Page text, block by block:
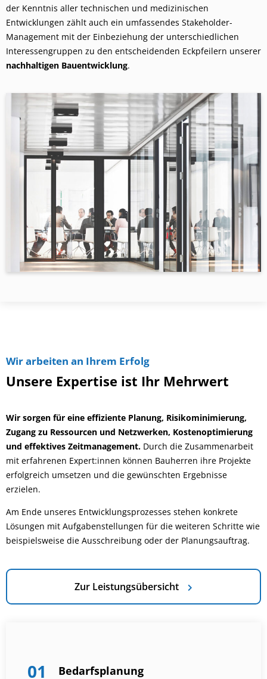
der Kenntnis aller technischen und medizinischen
Entwicklungen zählt auch ein umfassendes Stakeholder-
Management mit der Einbeziehung der unterschiedlichen
Interessengruppen zu den entscheidenden Eckpfeilern unserer
nachhaltigen Bauentwicklung.
Wir arbeiten an Ihrem Erfolg
Unsere Expertise ist Ihr Mehrwert
Wir sorgen für eine effiziente Planung, Risikominimierung,
Zugang zu Ressourcen und Netzwerken, Kostenoptimierung
und effektives Zeitmanagement. Durch die Zusammenarbeit
mit erfahrenen Expert:innen können Bauherren ihre Projekte
erfolgreich umsetzen und die gewünschten Ergebnisse
erzielen.
Am Ende unseres Entwicklungsprozesses stehen konkrete
Lösungen mit Aufgabenstellungen für die weiteren Schritte wie
beispielsweise die Ausschreibung oder der Planungsauftrag.
Zur Leistungsübersicht
01 Bedarfsplanung